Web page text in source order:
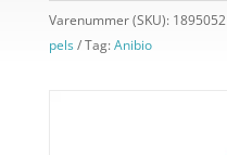
Varenummer (SKU): 1895052
pels
Tag:Anibio